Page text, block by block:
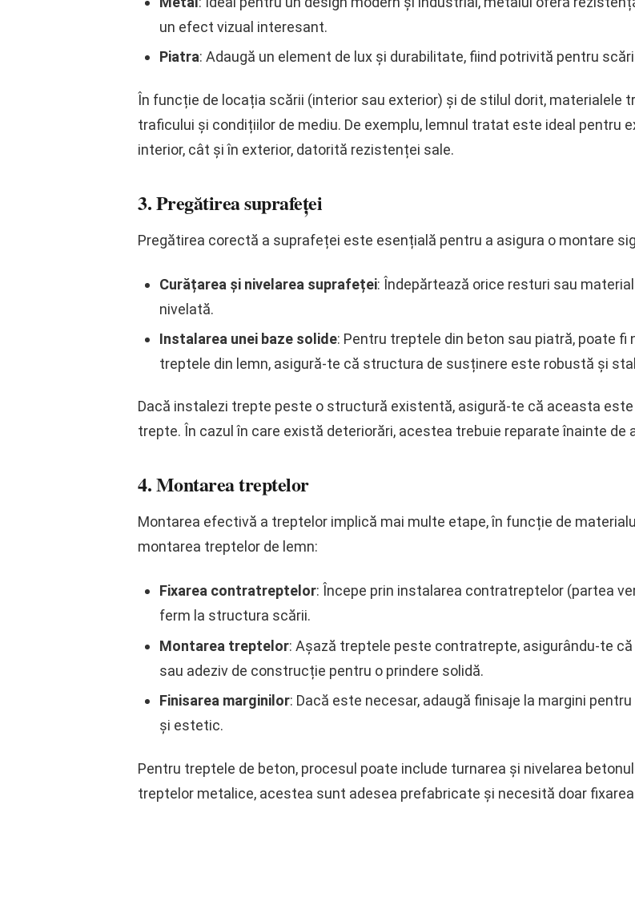
un efect vizual interesant.
Piatra: Adaugă un element de lux și durabilitate, fiind potrivită pentru
În funcție de locația scării (interior sau exterior) și de stilul dorit, materialele
traficului și condițiilor de mediu. De exemplu, lemnul tratat este ideal pentru
interior, cât și în exterior, datorită rezistenței sale.
3. Pregătirea suprafeței
Pregătirea corectă a suprafeței este esențială pentru a asigura o montare
Curățarea și nivelarea suprafeței: Îndepărtează orice resturi sau
nivelată.
Instalarea unei baze solide: Pentru treptele din beton sau piatră, poate
treptele din lemn, asigură-te că structura de susținere este robustă și
Dacă instalezi trepte peste o structură existentă, asigură-te că aceasta
trepte. În cazul în care există deteriorări, acestea trebuie reparate înainte de
4. Montarea treptelor
Montarea efectivă a treptelor implică mai multe etape, în funcție de
montarea treptelor de lemn:
Fixarea contratreptelor: Începe prin instalarea contratreptelor (partea
ferm la structura scării.
Montarea treptelor: Așază treptele peste contratrepte, asigurându-te
sau adeziv de construcție pentru o prindere solidă.
Finisarea marginilor: Dacă este necesar, adaugă finisaje la margini
și estetic.
Pentru treptele de beton, procesul poate include turnarea și nivelarea
treptelor metalice, acestea sunt adesea prefabricate și necesită doar